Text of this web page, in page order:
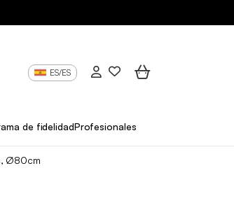
ES/ES
de fidelidadProfesionales
Ø80cm